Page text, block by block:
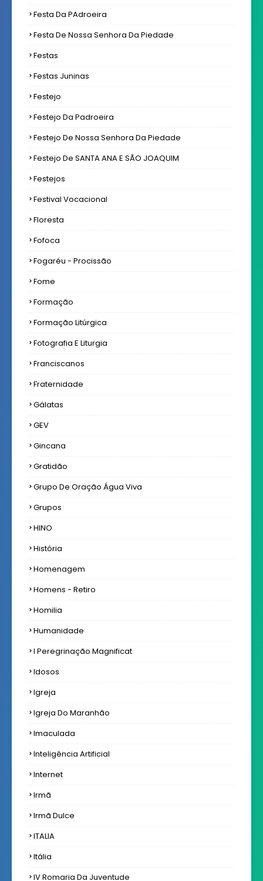
Festa Da PAdroeira
Festa De Nossa Senhora Da Piedade
Festas
Festas Juninas
Festejo
Festejo Da Padroeira
Festejo De Nossa Senhora Da Piedade
Festejo De SANTA ANA E SÃO JOAQUIM
Festejos
Festival Vocacional
Floresta
Fofoca
Fogaréu - Procissão
Fome
Formação
Formação Litúrgica
Fotografia E Liturgia
Franciscanos
Fraternidade
Gálatas
GEV
Gincana
Gratidão
Grupo De Oração Água Viva
Grupos
HINO
História
Homenagem
Homens - Retiro
Homilia
Humanidade
I Peregrinação Magnificat
Idosos
Igreja
Igreja Do Maranhão
Imaculada
Inteligência Artificial
Internet
Irmã
Irmã Dulce
ITALIA
Itália
IV Romaria Da Juventude